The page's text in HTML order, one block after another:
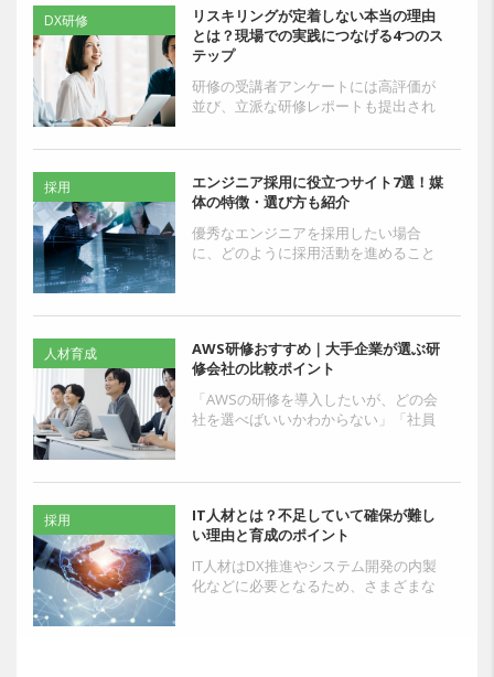
リスキリングが定着しない本当の理由
とは？現場での実践につなげる4つのス
テップ
研修の受講者アンケートには高評価が
並び、立派な研修レポートも提出され
前と変わらず膨大なエクセル作業に追
DX研修
エンジニア採用に役立つサイト7選！媒
体の特徴・選び方も紹介
優秀なエンジニアを採用したい場合
に、どのように採用活動を進めること
成の状況等について」によ...
採用
AWS研修おすすめ｜大手企業が選ぶ研
修会社の比較ポイント
「AWSの研修を導入したいが、どの会
社を選べばいいかわからない」「社員
クラウド人材育成の担当...
人材育成
IT人材とは？不足していて確保が難し
い理由と育成のポイント
IT人材はDX推進やシステム開発の内製
化などに必要となるため、さまざまな
採用